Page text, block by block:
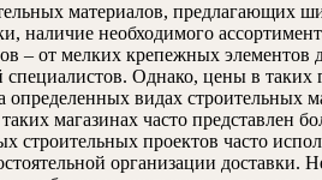
материалов, предлагающих
наличие необходимого
от мелких крепежных
Однако, цены в
видах строительных
магазинах часто представлен
проектов часто
организации